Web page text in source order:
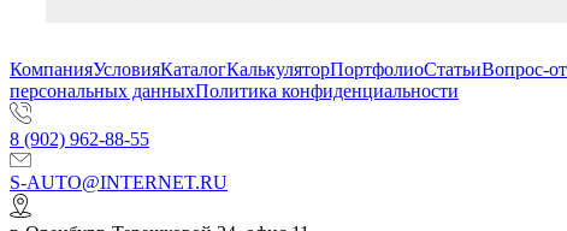
КомпанияУсловияКаталогКалькуляторПортфолиоСтатьиВопрос-
персональных данныхПолитика конфиденциальности
8 (902) 962-88-55
S-AUTO@INTERNET.RU